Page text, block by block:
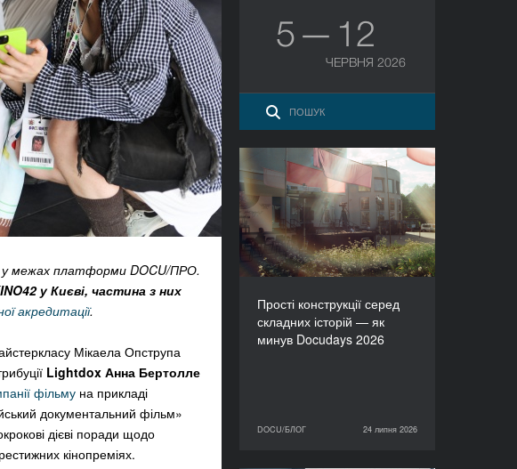
у межах платформи DOCU/ПРО.
у Києві, частина з них
акредитації.
Мікаела Опструпа
Lightdox Анна Бертолле
фільму на прикладі
документальний фільм»
дієві поради щодо
кінопреміях.
5 — 12
ЧЕРВНЯ 2026
Прості конструкції серед
складних історій — як
минув Docudays 2026
DOCU/БЛОГ 24 липня 2026
Прості конструкції серед
складних історій — як
минув Docudays 2026
DOCU/БЛОГ
24 липня 2026